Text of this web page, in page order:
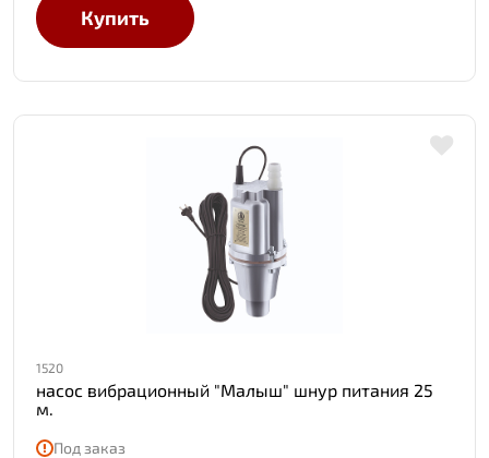
Купить
1520
насос вибрационный "Малыш" шнур питания 25
м.
Под заказ